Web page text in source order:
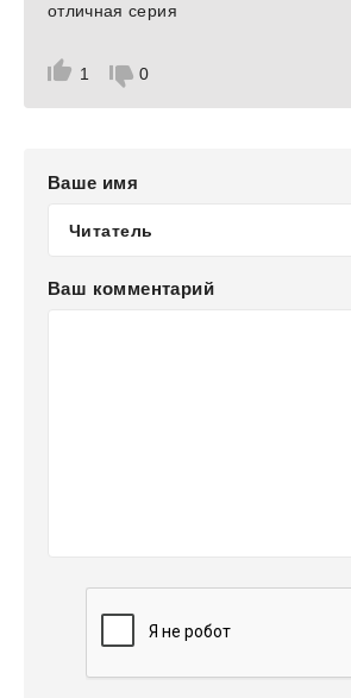
1 0
отличная серия
Ваше имя
Ваш комментарий